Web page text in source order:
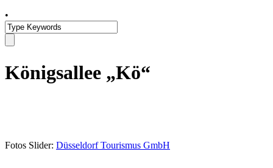
•
Königsallee „Kö“
Fotos Slider: Düsseldorf Tourismus GmbH